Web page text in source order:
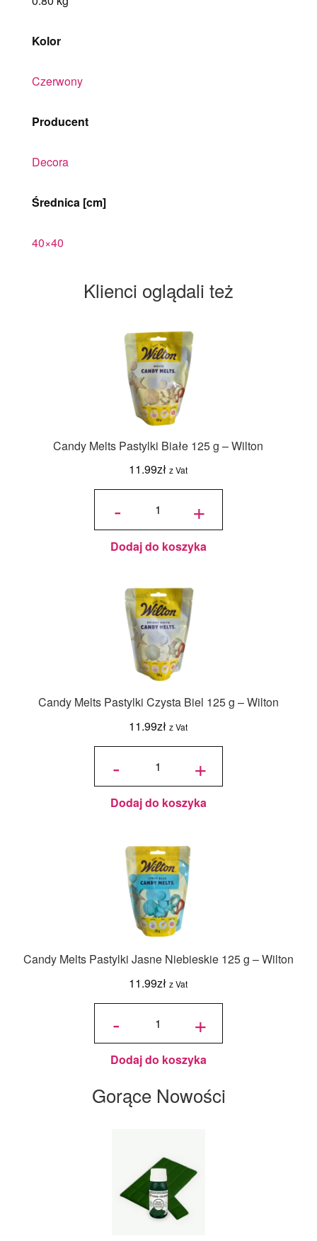
Kolor
Czerwony
Producent
Decora
Średnica [cm]
40×40
Klienci oglądali też
Candy Melts Pastylki Białe 125 g – Wilton
11.99zł z Vat
-
ilość
Pastylki
Białe
125 g -
Wilton +
Dodaj do koszyka
Candy Melts Pastylki Czysta Biel 125 g – Wilton
11.99zł z Vat
-
ilość
Pastylki
Czysta
Biel
125 g -
Wilton
+
Dodaj do koszyka
Candy Melts Pastylki Jasne Niebieskie 125 g – Wilton
11.99zł z Vat
-
ilość
Pastylki
Jasne
Niebieskie
125 g -
Wilton
+
Dodaj do koszyka
Gorące Nowości